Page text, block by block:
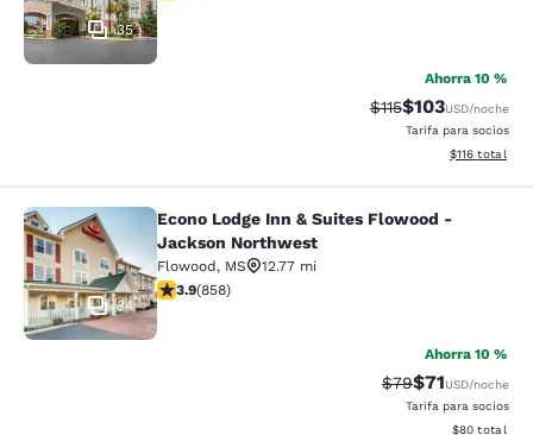
35
Ahorra 10 %
Precio tachado:
$115Precio con
$103USD/noche
Tarifa para socios
Ver detalles
$116 total
Econo Lodge Inn & Suites Flowood
34
Econo Lodge Inn & Suites Flowood -
Jackson Northwest
Flowood, MS
12.77 mi
calificación de 3.94 estrellas. Bueno. 858 reseñas
3.9(858)
Ahorra 10 %
Precio tachado:
$79Precio con
$71USD/noche
Tarifa para socios
Ver detalles
$80 total